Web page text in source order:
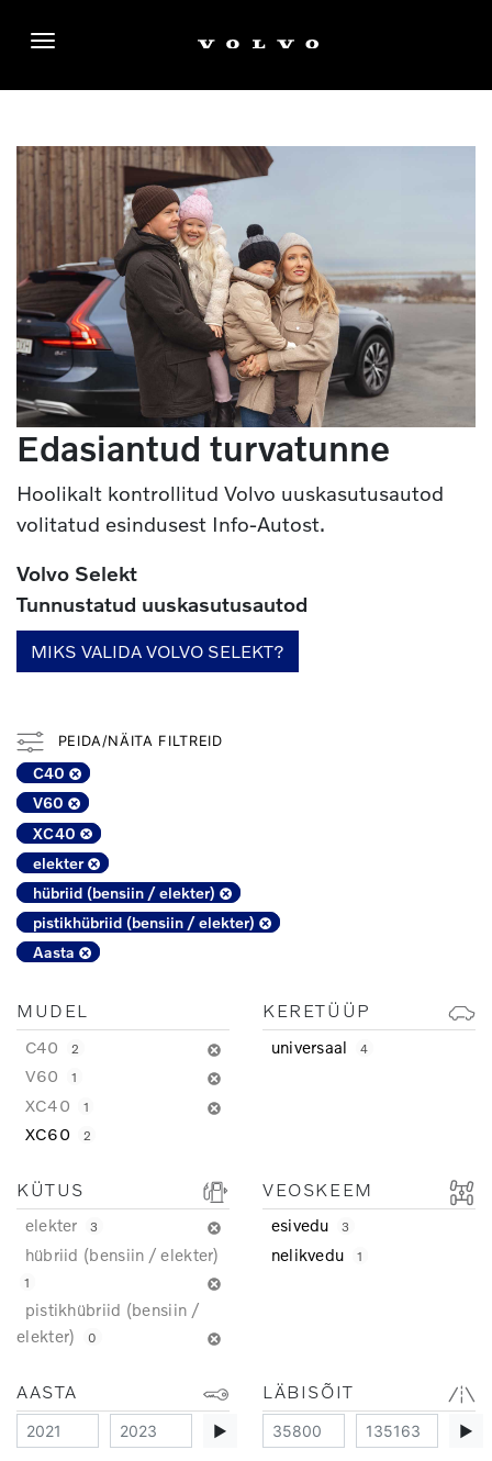
Edasiantud turvatunne
Hoolikalt kontrollitud Volvo uuskasutusautod
volitatud esindusest Info-Autost.
Volvo Selekt
Tunnustatud uuskasutusautod
MIKS VALIDA VOLVO SELEKT?
PEIDA/NÄITA FILTREID
C40
V60
XC40
elekter
hübriid (bensiin / elekter)
pistikhübriid (bensiin / elekter)
Aasta
MUDEL
C40 2
V60 1
XC40 1
XC60 2
KERETÜÜP
universaal 4
KÜTUS
elekter 3
hübriid (bensiin / elekter)
1
pistikhübriid (bensiin /
elekter)
0
VEOSKEEM
esivedu 3
nelikvedu 1
AASTA
▶
LÄBISÕIT
▶